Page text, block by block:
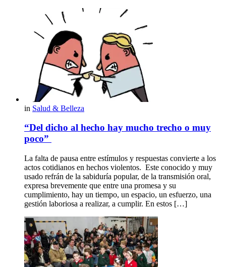
in Salud & Belleza
“Del dicho al hecho hay mucho trecho o muy
poco”
La falta de pausa entre estímulos y respuestas convierte a los
actos cotidianos en hechos violentos. Este conocido y muy
usado refrán de la sabiduría popular, de la transmisión oral,
expresa brevemente que entre una promesa y su
cumplimiento, hay un tiempo, un espacio, un esfuerzo, una
gestión laboriosa a realizar, a cumplir. En estos […]